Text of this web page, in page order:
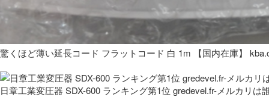
驚くほど薄い延長コード フラットコード 白 1m 【国内在庫】
日章工業変圧器 SDX-600 ランキング第1位 gredevel.fr-メルカリは